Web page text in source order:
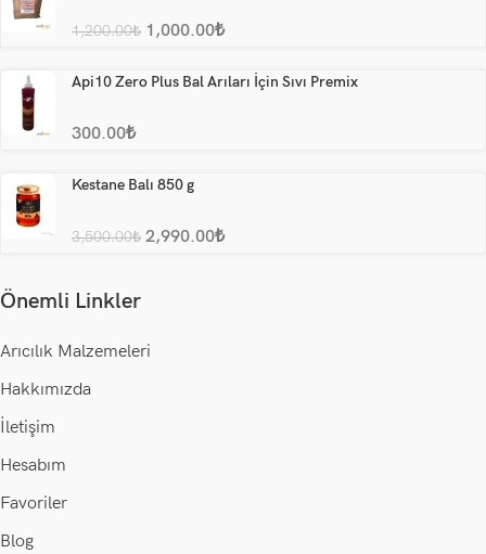
1,200.00₺ 1,000.00₺
Api10 Zero Plus Bal Arıları İçin Sıvı Premix
300.00₺
Kestane Balı 850 g
3,500.00₺ 2,990.00₺
Önemli Linkler
Arıcılık Malzemeleri
Hakkımızda
İletişim
Hesabım
Favoriler
Blog